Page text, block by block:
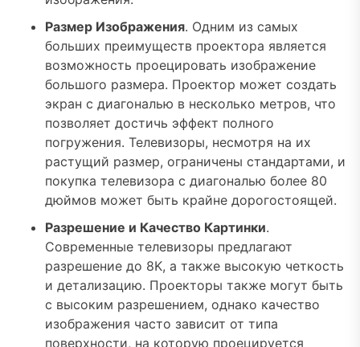
Размер Изображения. Одним из самых
больших преимуществ проектора является
возможность проецировать изображение
большого размера. Проектор может создать
экран с диагональю в несколько метров, что
позволяет достичь эффект полного
погружения. Телевизоры, несмотря на их
растущий размер, ограничены стандартами, и
покупка телевизора с диагональю более 80
дюймов может быть крайне дорогостоящей.
Разрешение и Качество Картинки.
Современные телевизоры предлагают
разрешение до 8K, а также высокую четкость
и детализацию. Проекторы также могут быть
с высоким разрешением, однако качество
изображения часто зависит от типа
поверхности, на которую проецируется